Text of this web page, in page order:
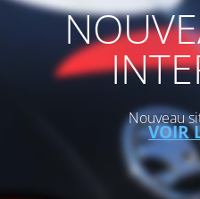
Nouveau
VOIR